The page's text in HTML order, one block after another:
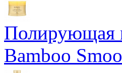
Полирующая
Bamboo